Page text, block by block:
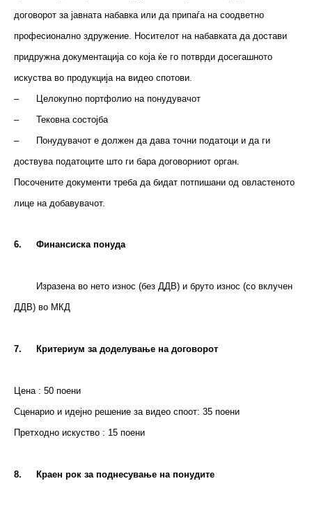
договорот за јавната набавка или да припаѓа на соодветно
професионално здружение. Носителот на набавката да достави
придружна документација со која ќе го потврди досегашното
искуства во продукција на видео спотови.
–
Целокупно портфолио на понудувачот
–
Тековна состојба
–
Понудувачот е должен да дава точни податоци и да ги
доствува податоците што ги бара договорниот орган.
Посочените документи треба да бидат потпишани од овластеното
лице на добавувачот.
6. Финансиска понуда
Изразена во нето износ (без ДДВ) и бруто износ (со вклучен
ДДВ) во МКД
7. Критериум за доделување на договорот
Цена : 50 поени
Сценарио и идејно решение за видео споот: 35 поени
Претходно искуство : 15 поени
8. Краен рок за поднесување на понудите